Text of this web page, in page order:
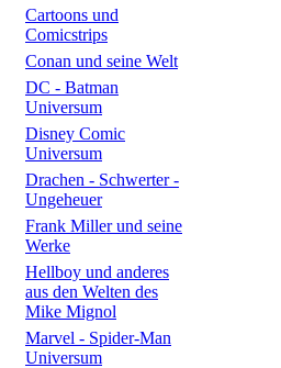
Cartoons und
Comicstrips
Conan und seine Welt
DC - Batman
Universum
Disney Comic
Universum
Drachen - Schwerter -
Ungeheuer
Frank Miller und seine
Werke
Hellboy und anderes
aus den Welten des
Mike Mignol
Marvel - Spider-Man
Universum